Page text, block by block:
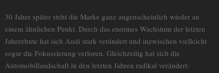
30 Jahre später steht die Marke ganz augenscheinlich wieder an
einem ähnlichen Punkt. Durch das enormes Wachstum der letzten
Jahrzehnte hat sich Audi stark verändert und inzwischen vielleicht
sogar die Fokussierung verloren. Gleichzeitig hat sich die
Automobillandschaft in den letzten Jahren radikal verändert: